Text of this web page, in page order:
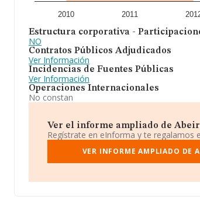
2010 2011
Estructura corporativa -
NO
Contratos Públicos Adjudicados
Ver Información
Incidencias de Fuentes Públicas
Ver Información
Operaciones Internacionales
No constan
Ver el informe ampliado de
Regístrate en eInforma y te regalamos
VER INFORME AMPLIADO DE